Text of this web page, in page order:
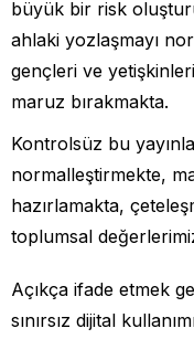
büyük bir risk
ahlaki yozlaşmayı
gençleri ve
maruz bırakmakta.
Kontrolsüz bu
normalleştirmekte,
hazırlamakta,
toplumsal
Açıkça ifade etmek
sınırsız dijital